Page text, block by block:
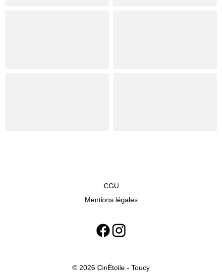
CGU
Mentions légales
© 2026 CinÉtoile - Toucy